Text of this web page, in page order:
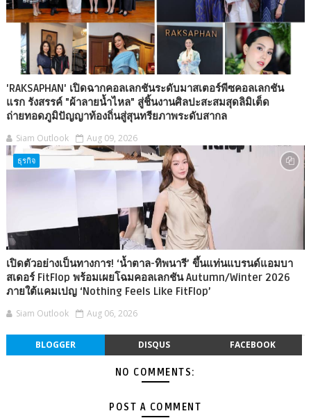
'RAKSAPHAN' เปิดฉากคอลเลกชันระดับมาสเตอร์พีซคอลเลกชัน
แรก รังสรรค์ "ผ้าลายน้ำไหล" สู่ชิ้นงานศิลปะสะสมสุดลิมิเต็ด
ถ่ายทอดภูมิปัญญาท้องถิ่นสู่สุนทรียภาพระดับสากล
Siam Outlook Aug 09, 2026
ธุรกิจ
เปิดตัวอย่างเป็นทางการ! ‘น้ำตาล-ทิพนารี’ ขึ้นแท่นแบรนด์แอมบา
สเดอร์ FitFlop พร้อมเผยโฉมคอลเลกชัน Autumn/Winter 2026
ภายใต้แคมเปญ ‘Nothing Feels Like FitFlop’
Siam Outlook Aug 06, 2026
BLOGGER DISQUS FACEBOOK
NO COMMENTS:
POST A COMMENT